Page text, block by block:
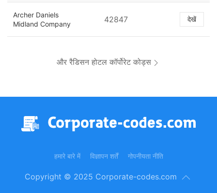
Archer Daniels
Midland Company
42847 देखें
और रैडिसन होटल कॉर्पोरेट कोड्स
हमारे बारे में विज्ञापन शर्तें गोपनीयता नीति
Copyright © 2025 Corporate-codes.com